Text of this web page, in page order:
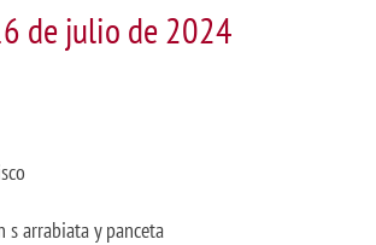
de julio de 2024
s arrabiata y panceta